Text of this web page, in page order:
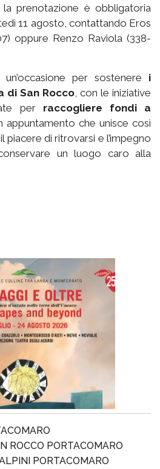
prenotazione è obbligatoria
11 agosto, contattando Eros
oppure Renzo Raviola (338-
per sostenere i
di San Rocco , con le iniziative
per raccogliere fondi a
appuntamento che unisce così
piacere di ritrovarsi e l’impegno
un luogo caro alla
ROCCO PORTACOMARO
PORTACOMARO